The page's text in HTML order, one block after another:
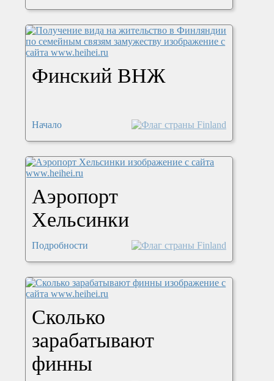
Финский ВНЖ
Начало
Аэропорт
Хельсинки
Подробности
Сколько
зарабатывают
финны